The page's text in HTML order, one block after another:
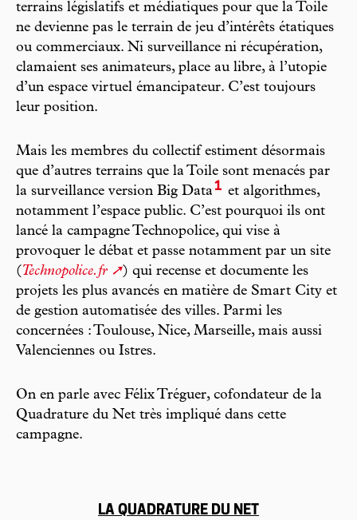
terrains législatifs et médiatiques pour que la Toile
ne devienne pas le terrain de jeu d’intérêts étatiques
ou commerciaux. Ni surveillance ni récupération,
clamaient ses animateurs, place au libre, à l’utopie
d’un espace virtuel émancipateur. C’est toujours
leur position.
Mais les membres du collectif estiment désormais
que d’autres terrains que la Toile sont menacés par
la surveillance version Big Data1 et algorithmes,
notamment l’espace public. C’est pourquoi ils ont
lancé la campagne Technopolice, qui vise à
provoquer le débat et passe notamment par un site
( Technopolice.fr
) qui recense et documente les
projets les plus avancés en matière de Smart City et
de gestion automatisée des villes. Parmi les
concernées : Toulouse, Nice, Marseille, mais aussi
Valenciennes ou Istres.
On en parle avec Félix Tréguer, cofondateur de la
Quadrature du Net très impliqué dans cette
campagne.
LA QUADRATURE DU NET